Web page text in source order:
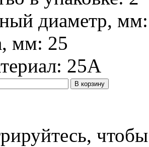
диаметр, мм
мм: 25
: 25A